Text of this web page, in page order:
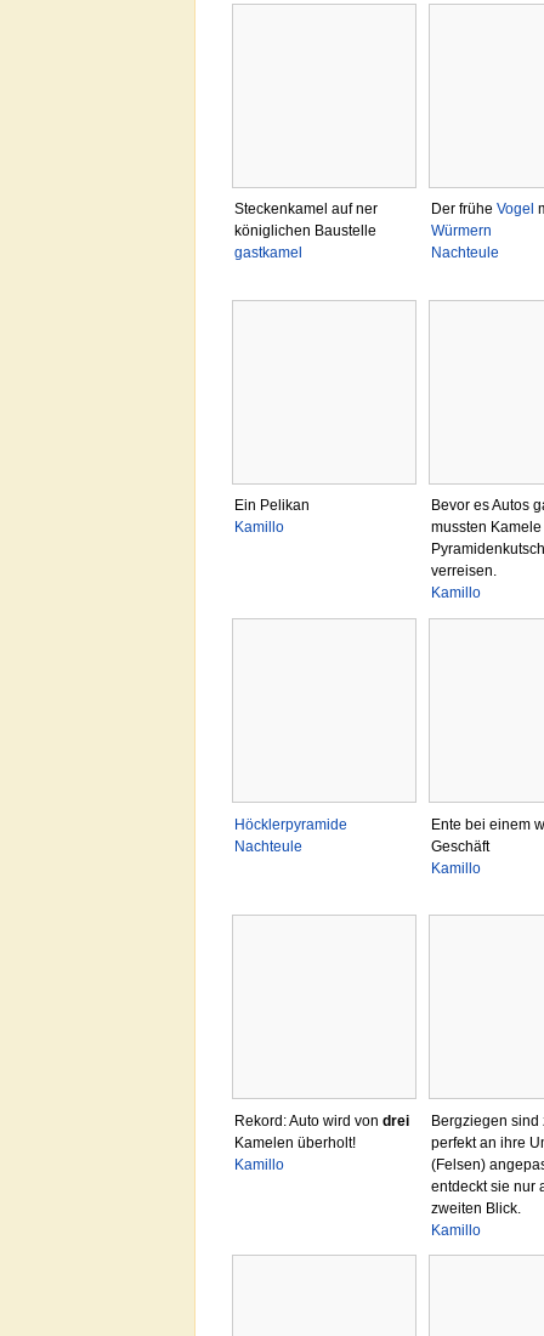
Steckenkamel auf ner
königlichen Baustelle
gastkamel
Der frühe Vogel
Würmern
Nachteule
Ein Pelikan
Kamillo
Bevor es Autos
mussten
verreisen.
Kamillo
Höcklerpyramide
Nachteule
Ente bei einem
Geschäft
Kamillo
Rekord: Auto wird von drei
Kamelen überholt!
Kamillo
Bergziegen sind
perfekt an ihre
(Felsen)
entdeckt sie nur
zweiten Blick.
Kamillo